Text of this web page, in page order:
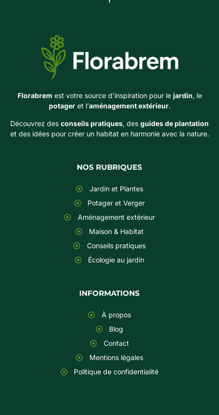
Florabrem est votre source d’inspiration pour le jardin, le
potageret l’aménagement extérieur.
Découvrez des conseils pratiques, des guides de plantation
et des idées pour créer un habitat en harmonie avec la nature.
NOS RUBRIQUES
Jardin et Plantes
Potager et Verger
Aménagement extérieur
Maison & Habitat
Conseils pratiques
Écologie au jardin
INFORMATIONS
À propos
Blog
Contact
Mentions légales
Politique de confidentialité